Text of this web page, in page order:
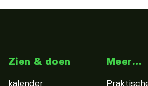
Zien & doen
kalender
Meer…